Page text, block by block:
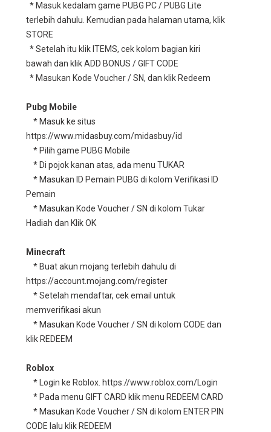
* Masuk kedalam game PUBG PC / PUBG Lite
terlebih dahulu. Kemudian pada halaman utama, klik
STORE
* Setelah itu klik ITEMS, cek kolom bagian kiri
bawah dan klik ADD BONUS / GIFT CODE
* Masukan Kode Voucher / SN, dan klik Redeem
Pubg Mobile
* Masuk ke situs
https://www.midasbuy.com/midasbuy/id
* Pilih game PUBG Mobile
* Di pojok kanan atas, ada menu TUKAR
* Masukan ID Pemain PUBG di kolom Verifikasi ID
Pemain
* Masukan Kode Voucher / SN di kolom Tukar
Hadiah dan Klik OK
Minecraft
* Buat akun mojang terlebih dahulu di
https://account.mojang.com/register
* Setelah mendaftar, cek email untuk
memverifikasi akun
* Masukan Kode Voucher / SN di kolom CODE dan
klik REDEEM
Roblox
* Login ke Roblox. https://www.roblox.com/Login
* Pada menu GIFT CARD klik menu REDEEM CARD
* Masukan Kode Voucher / SN di kolom ENTER PIN
CODE lalu klik REDEEM